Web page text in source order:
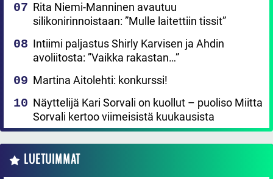
Rita Niemi-Manninen avautuu
silikonirinnoistaan: ”Mulle laitettiin tissit”
Intiimi paljastus Shirly Karvisen ja Ahdin
avoliitosta: ”Vaikka rakastan…”
Martina Aitolehti: konkurssi!
Näyttelijä Kari Sorvali on kuollut – puoliso Miitta
Sorvali kertoo viimeisistä kuukausista
LUETUIMMAT